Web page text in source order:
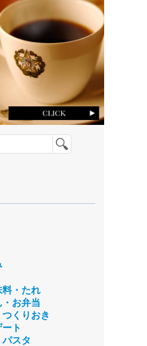
料・たれ
お弁当
くりおき
ト
スタ